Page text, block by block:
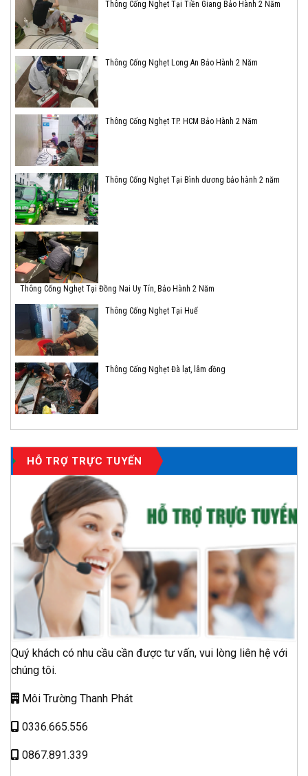
Thông Cống Nghẹt Tại Tiền Giang Bảo Hành 2 Năm
Thông Cống Nghẹt Long An Bảo Hành 2 Năm
Thông Cống Nghẹt TP. HCM Bảo Hành 2 Năm
Thông Cống Nghẹt Tại Bình dương bảo hành 2 năm
Thông Cống Nghẹt Tại Đồng Nai Uy Tín, Bảo Hành 2 Năm
Thông Cống Nghẹt Tại Huế
Thông Cống Nghẹt Đà lạt, lâm đồng
HỖ TRỢ TRỰC TUYẾN
Quý khách có nhu cầu cần được tư vấn, vui lòng liên hệ với
chúng tôi.
Môi Trường Thanh Phát
0336.665.556
0867.891.339